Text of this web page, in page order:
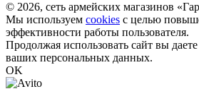
© 2026, сеть армейских магазинов
Мы используем cookies с целью
эффективности работы пользователя.
Продолжая использовать сайт вы
ваших персональных данных.
OK